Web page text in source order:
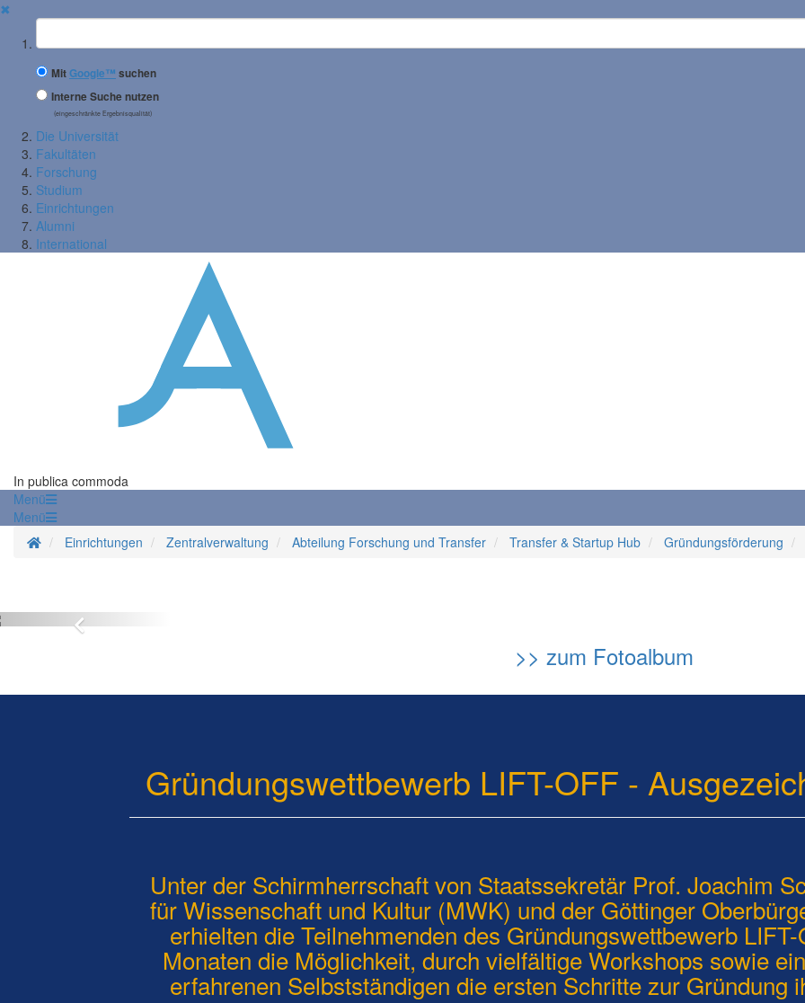
✖
Suchbegriff
MitGoogle™ suchen
Interne Suche nutzen
(eingeschränkte Ergebnisqualität)
Die Universität
Fakultäten
Forschung
Studium
Einrichtungen
Alumni
International
In publica commoda
Menü
Menü
StartseiteEinrichtungen Zentralverwaltung Abteilung Forschung und Transfer Transfer & Startup Hub Gründungsförderung
Zurück
>> zum Fotoalbum
Gründungswettbewerb LIFT-OFF -
Unter der Schirmherrschaft von Staatssekretär Prof. Joachim
für Wissenschaft und Kultur (MWK) und der Göttinger
erhielten die Teilnehmenden des Gründungswettbewerb
Monaten die Möglichkeit, durch vielfältige Workshops sowie
erfahrenen Selbstständigen die ersten Schritte zur Gründung